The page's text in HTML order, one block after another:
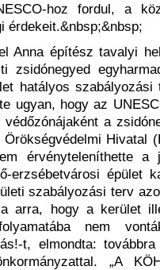
hoz fordul, a
érdekeit.&nbsp;&nbsp;
Anna építész tavalyi
zsidónegyed
hatályos
ugyan, hogy az
a
Hivatal
érvényteleníthette a
erzsébetvárosi épület
szabályozási terv
arra, hogy a kerület
folyamatába nem
t, elmondta:
„A